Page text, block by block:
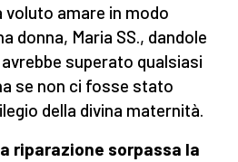
amare in modo
donna, Maria SS., dandole
superato qualsiasi
se non ci fosse stato
della divina maternità.
riparazione sorpassa la